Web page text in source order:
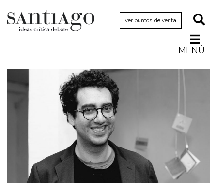
ver puntos de venta
MENÚ
Archivo Cenfoto-UDP
Arquetipos de situación
Cine y televisión
Cómics